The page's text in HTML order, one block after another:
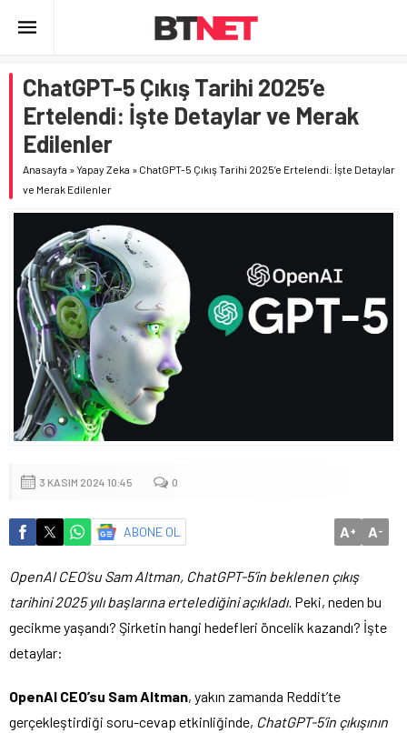
ChatGPT-5 Çıkış Tarihi 2025’e
Ertelendi: İşte Detaylar ve Merak
Edilenler
Anasayfa »Yapay Zeka » ChatGPT-5 Çıkış Tarihi 2025’e Ertelendi: İşte Detaylar
ve Merak Edilenler
3 KASIM 2024 10:45 0
ABONE OL A+ A-
OpenAI CEO’su Sam Altman, ChatGPT-5’in beklenen çıkış
tarihini 2025 yılı başlarına ertelediğini açıkladı. Peki, neden bu
gecikme yaşandı? Şirketin hangi hedefleri öncelik kazandı? İşte
detaylar:
OpenAI CEO’su Sam Altman, yakın zamanda Reddit’te
gerçekleştirdiği soru-cevap etkinliğinde, ChatGPT-5’in çıkışının